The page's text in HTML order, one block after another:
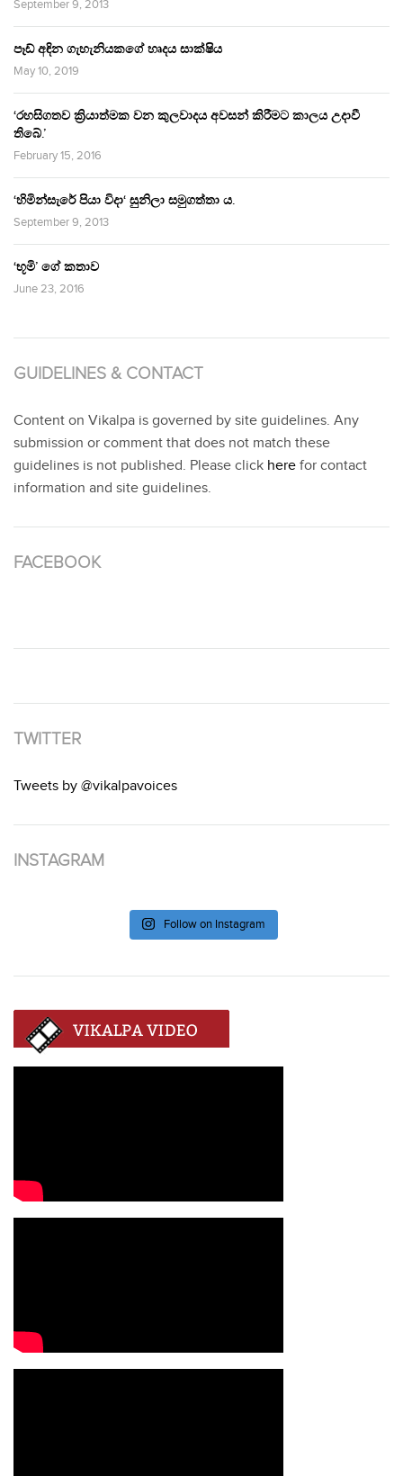
September 9, 2013
පෑඩ් අඳින ගැහැනියකගේ හෘදය සාක්ෂිය
May 10, 2019
‘රහසිගතව ක්‍රියාත්මක වන කුලවාදය අවසන් කිරීමට කාලය උදාවී
තිබේ.’
February 15, 2016
‘හිමින්සැරේ පියා විදා‘ සුනිලා සමුගත්තා ය.
September 9, 2013
‘භූමි’ ගේ කතාව
June 23, 2016
GUIDELINES & CONTACT
Content on Vikalpa is governed by site guidelines. Any
submission or comment that does not match these
guidelines is not published. Please click here for contact
information and site guidelines.
FACEBOOK
TWITTER
Tweets by @vikalpavoices
INSTAGRAM
Follow on Instagram